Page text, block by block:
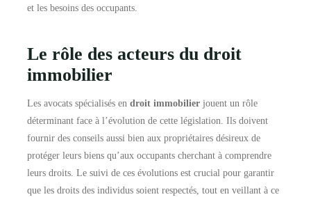
et les besoins des occupants.
Le rôle des acteurs du droit
immobilier
Les avocats spécialisés en droit immobilierjouent un rôle
déterminant face à l’évolution de cette législation. Ils doivent
fournir des conseils aussi bien aux propriétaires désireux de
protéger leurs biens qu’aux occupants cherchant à comprendre
leurs droits. Le suivi de ces évolutions est crucial pour garantir
que les droits des individus soient respectés, tout en veillant à ce